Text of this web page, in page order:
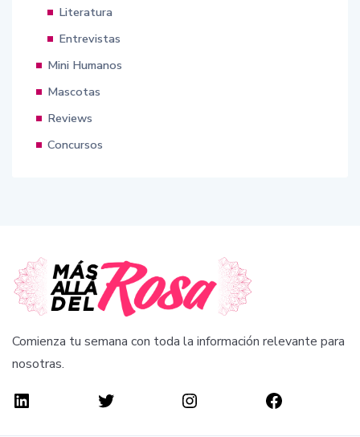
Literatura
Entrevistas
Mini Humanos
Mascotas
Reviews
Concursos
Comienza tu semana con toda la información relevante para
nosotras.